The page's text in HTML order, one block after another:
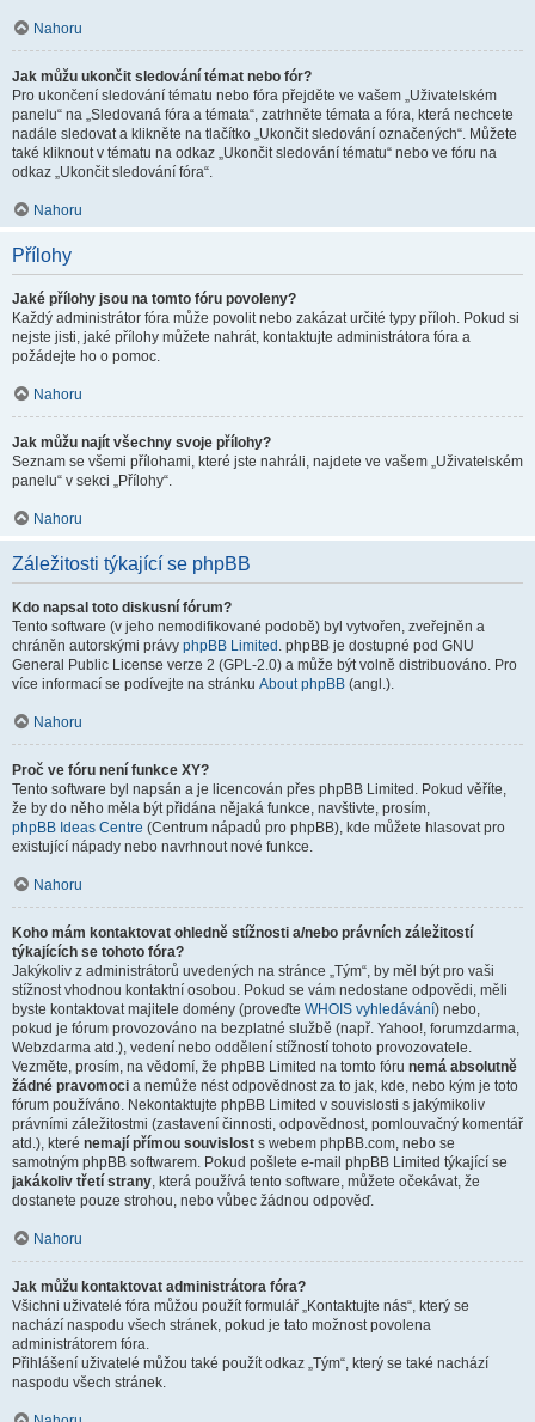
Nahoru
Jak můžu ukončit sledování témat nebo fór?
Pro ukončení sledování tématu nebo fóra přejděte ve vašem „Uživatelském
panelu“ na „Sledovaná fóra a témata“, zatrhněte témata a fóra, která nechcete
nadále sledovat a klikněte na tlačítko „Ukončit sledování označených“. Můžete
také kliknout v tématu na odkaz „Ukončit sledování tématu“ nebo ve fóru na
odkaz „Ukončit sledování fóra“.
Nahoru
Přílohy
Jaké přílohy jsou na tomto fóru povoleny?
Každý administrátor fóra může povolit nebo zakázat určité typy příloh. Pokud si
nejste jisti, jaké přílohy můžete nahrát, kontaktujte administrátora fóra a
požádejte ho o pomoc.
Nahoru
Jak můžu najít všechny svoje přílohy?
Seznam se všemi přílohami, které jste nahráli, najdete ve vašem „Uživatelském
panelu“ v sekci „Přílohy“.
Nahoru
Záležitosti týkající se phpBB
Kdo napsal toto diskusní fórum?
Tento software (v jeho nemodifikované podobě) byl vytvořen, zveřejněn a
chráněn autorskými právy phpBB Limited . phpBB je dostupné pod GNU
General Public License verze 2 (GPL-2.0) a může být volně distribuováno. Pro
více informací se podívejte na stránku About phpBB (angl.).
Nahoru
Proč ve fóru není funkce XY?
Tento software byl napsán a je licencován přes phpBB Limited. Pokud věříte,
že by do něho měla být přidána nějaká funkce, navštivte, prosím,
phpBB Ideas Centre (Centrum nápadů pro phpBB), kde můžete hlasovat pro
existující nápady nebo navrhnout nové funkce.
Nahoru
Koho mám kontaktovat ohledně stížnosti a/nebo právních záležitostí
týkajících se tohoto fóra?
Jakýkoliv z administrátorů uvedených na stránce „Tým“, by měl být pro vaši
stížnost vhodnou kontaktní osobou. Pokud se vám nedostane odpovědi, měli
byste kontaktovat majitele domény (proveďte WHOIS vyhledávání) nebo,
pokud je fórum provozováno na bezplatné službě (např. Yahoo!, forumzdarma,
Webzdarma atd.), vedení nebo oddělení stížností tohoto provozovatele.
Vezměte, prosím, na vědomí, že phpBB Limited na tomto fóru nemá absolutně
žádné pravomoci a nemůže nést odpovědnost za to jak, kde, nebo kým je toto
fórum používáno. Nekontaktujte phpBB Limited v souvislosti s jakýmikoliv
právními záležitostmi (zastavení činnosti, odpovědnost, pomlouvačný komentář
atd.), které nemají přímou souvislost s webem phpBB.com, nebo se
samotným phpBB softwarem. Pokud pošlete e-mail phpBB Limited týkající se
jakákoliv třetí strany, která používá tento software, můžete očekávat, že
dostanete pouze strohou, nebo vůbec žádnou odpověď.
Nahoru
Jak můžu kontaktovat administrátora fóra?
Všichni uživatelé fóra můžou použít formulář „Kontaktujte nás“, který se
nachází naspodu všech stránek, pokud je tato možnost povolena
administrátorem fóra.
Přihlášení uživatelé můžou také použít odkaz „Tým“, který se také nachází
naspodu všech stránek.